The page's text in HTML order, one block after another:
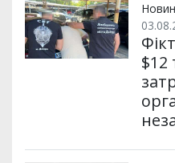
$12